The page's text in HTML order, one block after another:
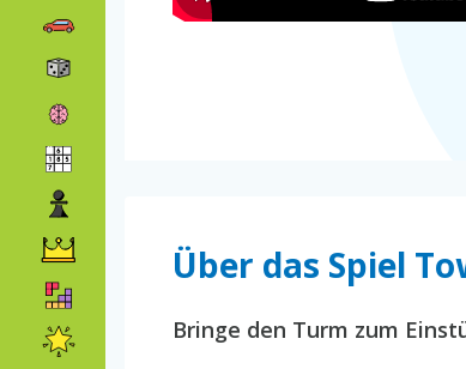
Über das Spiel
Bringe den Turm zum